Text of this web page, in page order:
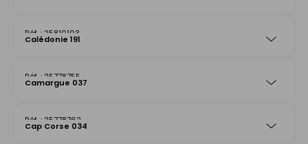
25810103
Calédonie 191
25778755
Camargue 037
25778762
Cap Corse 034